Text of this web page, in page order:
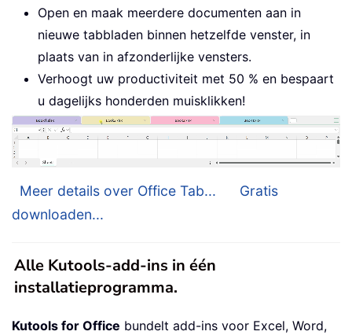
Open en maak meerdere documenten aan in
nieuwe tabbladen binnen hetzelfde venster, in
plaats van in afzonderlijke vensters.
Verhoogt uw productiviteit met 50 % en bespaart
u dagelijks honderden muisklikken!
Meer details over Office Tab...
Gratis
downloaden...
Alle Kutools-add-ins in één
installatieprogramma.
Kutools for Office bundelt add-ins voor Excel, Word,